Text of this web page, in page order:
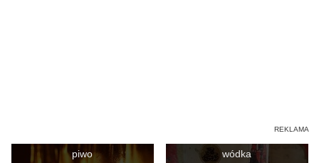
piwo wódka